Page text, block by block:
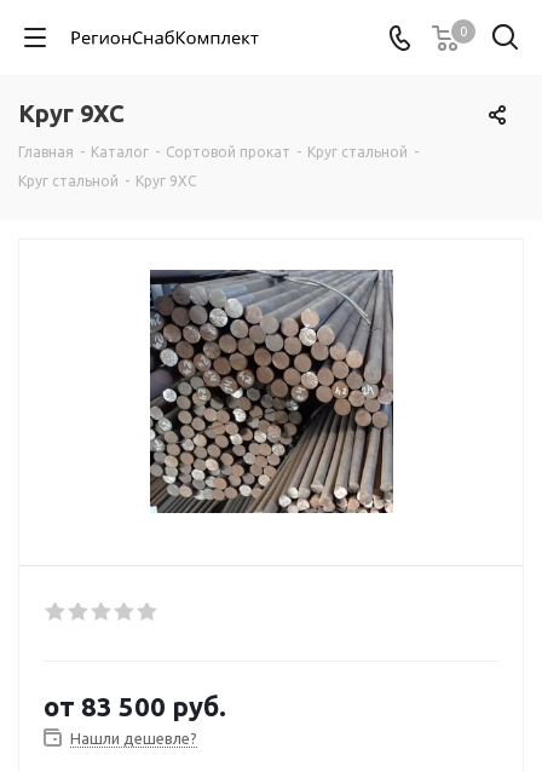
0
Круг 9ХС
Главная - Каталог - Сортовой прокат - Круг стальной -
Круг стальной - Круг 9ХС
от 83 500 руб.
Нашли дешевле?